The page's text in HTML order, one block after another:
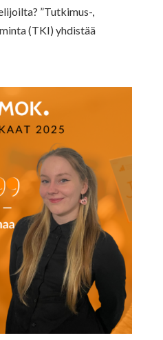
”Tutkimus-,
(TKI) yhdistää